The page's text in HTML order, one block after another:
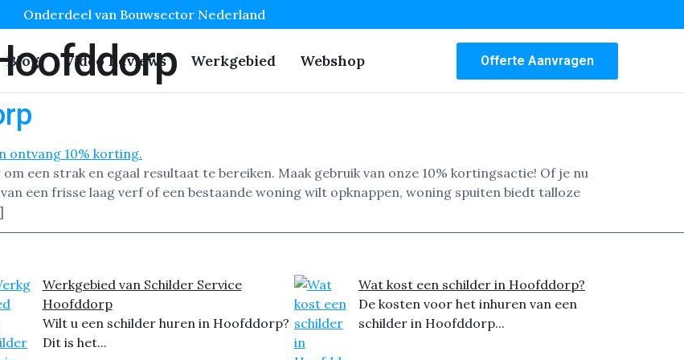
Onderdeel van Bouwsector Nederland
Blog Video Reviews Werkgebied Webshop Offerte Aanvragen
een strak en egaal resultaat te bereiken. Maak gebruik van onze 10% kortingsactie! Of je nu
een frisse laag verf of een bestaande woning wilt opknappen, woning spuiten biedt talloze
Werkgebied van Schilder Service
Hoofddorp
Wilt u een schilder huren in Hoofddorp?
Dit is het...
Wat kost een schilder in Hoofddorp?
De kosten voor het inhuren van een
schilder in Hoofddorp...